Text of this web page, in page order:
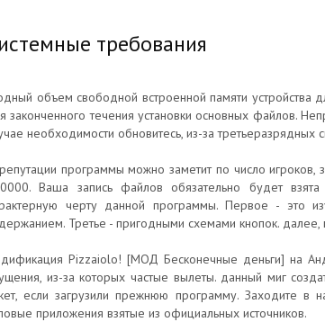
требования
объем свободной встроенной памяти устройства
законченного течения установки основных файлов.
необходимости обновитесь, из-за третьеразрядных
программы можно заметит по число игроков,
Ваша запись файлов обязательно будет
черту данной программы. Первое - это
Третье - пригодными схемами кнопок.
Pizzaiolo! [МОД Бесконечные деньги] на
из-за которых частые вылеты. данный миг
если загрузили прежнюю программу. Заходите в
приложения взятые из официальных источников.